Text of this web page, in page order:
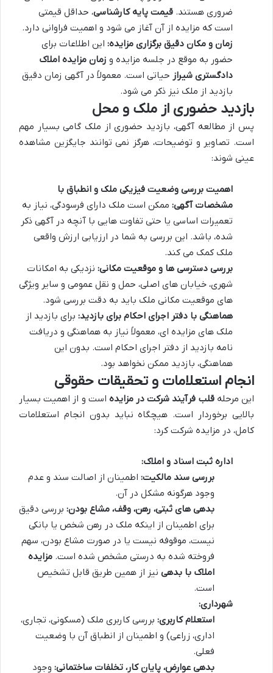
ضروری هستند. قیمت پایه کارشناسی، حداقل قیمتی
است که مزایده از آن آغاز می شود و اهمیت فراوانی دارد.
زمان و مکان دقیق برگزاری مزایده: این اطلاعات برای
حضور به موقع در جلسه مزایده و زمان مزایده املاک
دادگستری شیراز حیاتی است. معمولاً در آگهی زمان دقیق
بازدید از ملک نیز ذکر می شود.
بازدید حضوری از ملک و محل
پس از مطالعه آگهی، بازدید حضوری از ملک گامی بسیار مهم
است. تصاویر و توضیحات، هرگز نمی توانند جایگزین مشاهده
عینی شوند:
اهمیت بررسی وضعیت فیزیکی ملک و انطباق با
مشخصات آگهی: ممکن است ملک دارای فرسودگی، نیاز به
تعمیرات اساسی یا حتی تفاوت هایی با آنچه در آگهی ذکر
شده، باشد. این بررسی به شما در ارزیابی ارزش واقعی
ملک کمک می کند.
بررسی دسترسی ها و موقعیت مکانی: نزدیکی به امکانات
شهری، خیابان های اصلی، حمل و نقل عمومی و سایر ویژگی
های موقعیت مکانی ملک باید به دقت بررسی شود.
هماهنگی با دفتر اجرای احکام برای بازدید: برای بازدید از
ملک های مزایده ای، معمولاً نیاز به هماهنگی و دریافت
نامه بازدید از دفتر اجرای احکام است. بدون این
هماهنگی، بازدید ممکن نخواهد بود.
انجام استعلامات و تحقیقات حقوقی
این مرحلهقلب فرآیند شرکت در مزایده است و از اهمیت بسیار
بالایی برخوردار است. هیچگاه نباید بدون انجام استعلامات
کامل، در مزایده شرکت کرد:
اداره ثبت اسناد و املاک:
بررسی سند مالکیت: اطمینان از اصالت سند و عدم
وجود هرگونه مشکل در آن.
بدهی های ثبتی، رهن، وقف، مشاع بودن: بررسی دقیق
برای اطمینان از اینکه ملک در رهن شخص یا بانکی
نیست، موقوفه نیست یا در صورت مشاع بودن، سهم
فروخته شده به درستی مشخص شده است. مزایده
املاک با بدهی نیز از همین طریق قابل تشخیص
است.
شهرداری:
استعلام کاربری: بررسی کاربری ملک (مسکونی، تجاری،
اداری، زراعی) و اطمینان از انطباق آن با وضعیت
فعلی.
بدهی عوارض، پایان کار، تخلفات ساختمانی: وجود